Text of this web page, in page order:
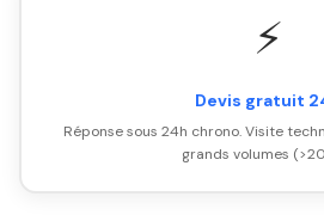
⚡
Devis gratuit
Réponse sous 24h chrono. Visite
grands volumes